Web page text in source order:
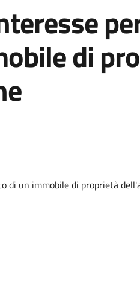
di
di un immobile di proprietà